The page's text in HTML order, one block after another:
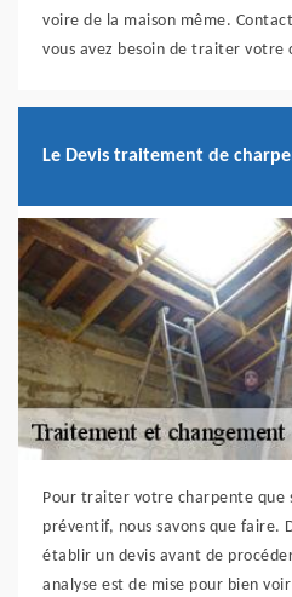
voire de la maison même.
vous avez besoin de traiter votre
Le Devis traitement de
Pour traiter votre charpente
préventif, nous savons que faire.
établir un devis avant de
analyse est de mise pour bien